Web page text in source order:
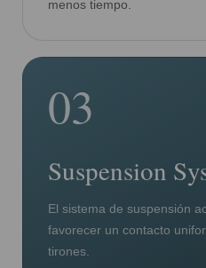
menos tiempo.
03
Suspension
El sistema de suspensión
favorecer un contacto
tirones.